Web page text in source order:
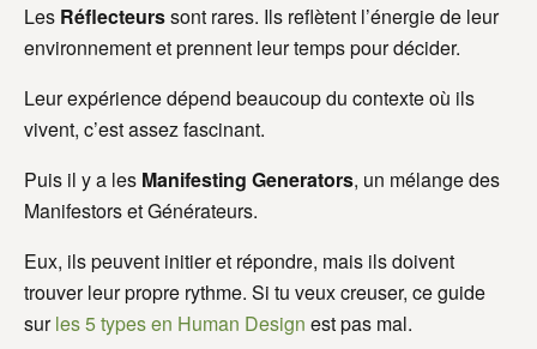
Les Réflecteurssont rares. Ils reflètent l’énergie de leur
environnement et prennent leur temps pour décider.
Leur expérience dépend beaucoup du contexte où ils
vivent, c’est assez fascinant.
Puis il y a les Manifesting Generators, un mélange des
Manifestors et Générateurs.
Eux, ils peuvent initier et répondre, mais ils doivent
trouver leur propre rythme. Si tu veux creuser, ce guide
surles 5 types en Human Design est pas mal.